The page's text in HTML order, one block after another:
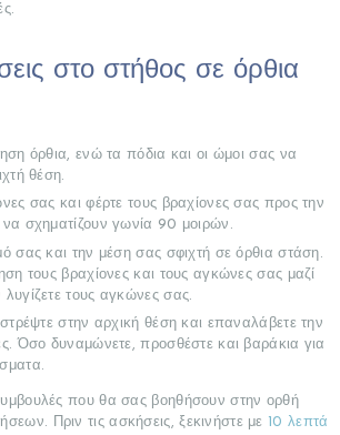
στο στήθος σε όρθια
όρθια, ενώ τα πόδια και οι ώμοι σας να
θέση.
σας και φέρτε τους βραχίονες σας προς την
σχηματίζουν γωνία 90 μοιρών.
σας και την μέση σας σφιχτή σε όρθια στάση.
τους βραχίονες και τους αγκώνες σας μαζί
τους αγκώνες σας.
στην αρχική θέση και επαναλάβετε την
Όσο δυναμώνετε, προσθέστε και βαράκια για
που θα σας βοηθήσουν στην ορθή
Πριν τις ασκήσεις, ξεκινήστε με
10 λεπτά